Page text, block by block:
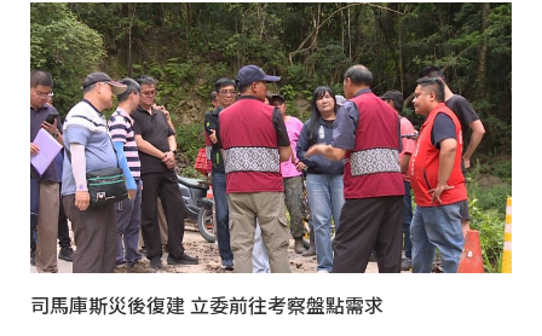
司馬庫斯災後復建 立委前往考察盤點需求